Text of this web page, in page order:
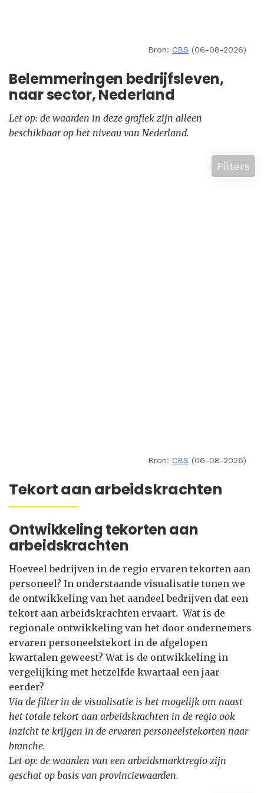
Bron: CBS (06-08-2026)
Belemmeringen bedrijfsleven,
naar sector, Nederland
Let op: de waarden in deze grafiek zijn alleen
beschikbaar op het niveau van Nederland.
Filters
Bron: CBS (06-08-2026)
Tekort aan arbeidskrachten
Ontwikkeling tekorten aan
arbeidskrachten
Hoeveel bedrijven in de regio ervaren tekorten aan
personeel? In onderstaande visualisatie tonen we
de ontwikkeling van het aandeel bedrijven dat een
tekort aan arbeidskrachten ervaart. Wat is de
regionale ontwikkeling van het door ondernemers
ervaren personeelstekort in de afgelopen
kwartalen geweest? Wat is de ontwikkeling in
vergelijking met hetzelfde kwartaal een jaar
eerder?
Via de filter in de visualisatie is het mogelijk om naast
het totale tekort aan arbeidskrachten in de regio ook
inzicht te krijgen in de ervaren personeelstekorten naar
branche.
Let op: de waarden van een arbeidsmarktregio zijn
geschat op basis van provinciewaarden.